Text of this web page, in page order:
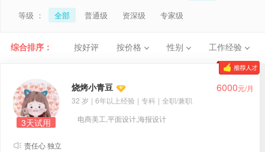
等级 ：
全部 普通级 资深级 专家级
综合排序： 按好评 按价格 性别 工作经验
3天试用
烧烤小青豆 6000元/月
32 岁 | 6年以上经验 | 专科 | 全职/兼职
电商美工,平面设计,海报设计
责任心 独立